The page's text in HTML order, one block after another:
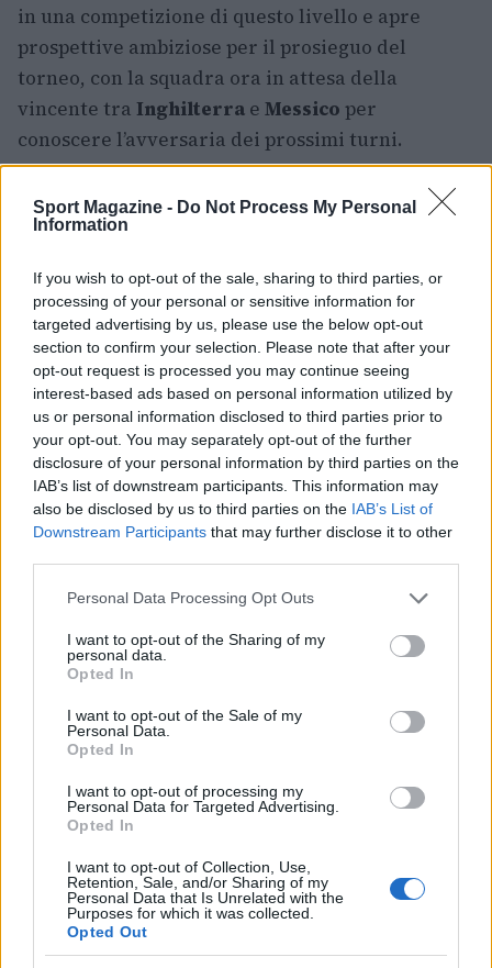
Sport Magazine - Do Not Process My Personal
Information
If you wish to opt-out of the sale, sharing to third parties, or
processing of your personal or sensitive information for
targeted advertising by us, please use the below opt-out
section to confirm your selection. Please note that after your
opt-out request is processed you may continue seeing
interest-based ads based on personal information utilized by
us or personal information disclosed to third parties prior to
your opt-out. You may separately opt-out of the further
disclosure of your personal information by third parties on the
IAB’s list of downstream participants. This information may
also be disclosed by us to third parties on the IAB’s List of
Downstream Participants that may further disclose it to other
Please note that this website/app uses one or more Google
not limited to your visit or usage behaviour. You may click to
grant or deny consent to Google and its third-party tags to
use your data for below specified purposes in below Google
consent section.
Personal Data Processing Opt Outs
I want to opt-out of the Sharing of my
personal data.
Opted In
I want to opt-out of the Sale of my
Personal Data.
Opted In
I want to opt-out of processing my
Personal Data for Targeted Advertising.
Opted In
I want to opt-out of Collection, Use,
Retention, Sale, and/or Sharing of my
Personal Data that Is Unrelated with the
Purposes for which it was collected.
Opted Out
in una competizione di questo livello e apre
prospettive ambiziose per il prosieguo del
torneo, con la squadra ora in attesa della
vincente tra Inghilterra e Messico per
conoscere l’avversaria dei prossimi turni.
AUTORE
Francesca Lombardi, fiorentina, prese appunti
tecnici dal primo box di un circuito toscano e
da allora firma approfondimenti sui motori. In
redazione sostiene un approccio metodico
alle prove su pista, cura il format 'tecnica e
cronaca' e conserva i fogli di appunti del
debutto tecnico in autodromo.